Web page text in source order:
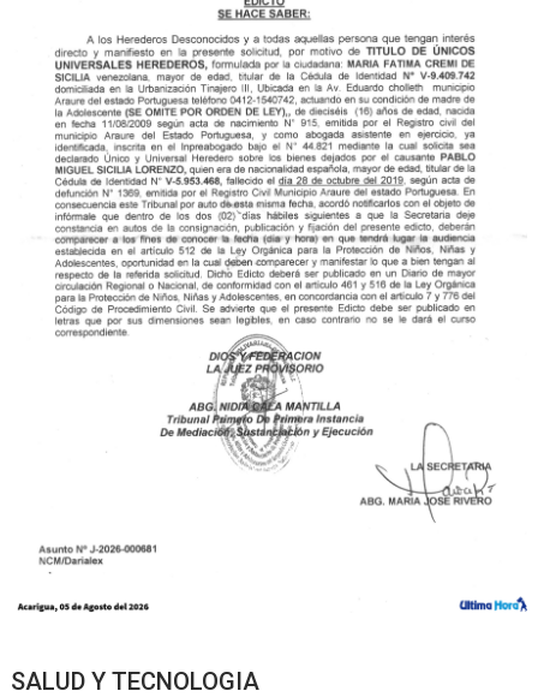
SALUD Y TECNOLOGIA